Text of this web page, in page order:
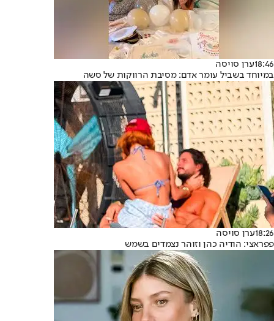
18:46ערן סויסה
במיוחד בשביל עומר אדם: מסיבת הרווקות של סשה
18:26ערן סויסה
פפראצי: הודיה כהן וזוהר נצמדים בשמש